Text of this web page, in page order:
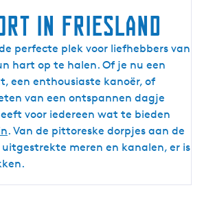
in friesland
perfecte plek voor liefhebbers van
hart op te halen. Of je nu een
een enthousiaste kanoër, of
van een ontspannen dagje
voor iedereen wat te bieden
. Van de pittoreske dorpjes aan de
meren en kanalen, er is